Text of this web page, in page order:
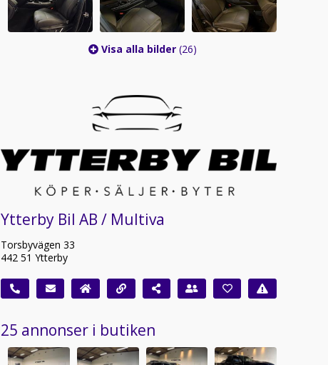
Visa alla bilder (26)
Ytterby Bil AB / Multiva
Torsbyvägen 33
442 51 Ytterby
25 annonser i butiken